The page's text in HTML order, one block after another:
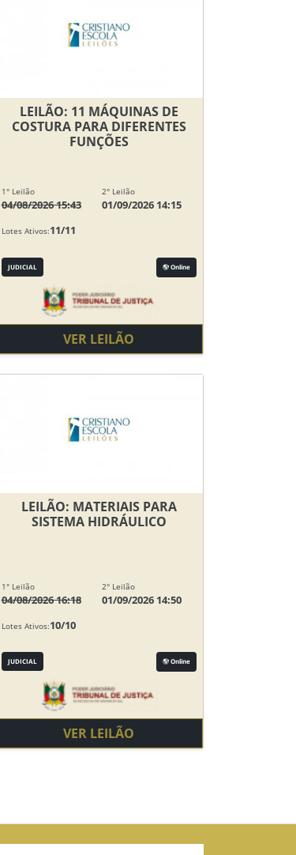
LEILÃO: 11 MÁQUINAS DE
COSTURA PARA DIFERENTES
FUNÇÕES
1° Leilão
04/08/2026 15:43
2° Leilão
01/09/2026 14:15
Lotes Ativos:11/11
JUDICIAL Online
VER LEILÃO
LEILÃO: MATERIAIS PARA
SISTEMA HIDRÁULICO
1° Leilão
04/08/2026 16:18
2° Leilão
01/09/2026 14:50
Lotes Ativos:10/10
JUDICIAL Online
VER LEILÃO